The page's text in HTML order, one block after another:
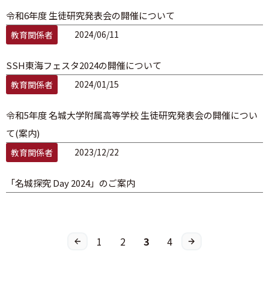
令和6年度 生徒研究発表会の開催について
SSH東海フェスタ2024の開催について
教育関係者 2024/06/11
令和5年度 名城大学附属高等学校 生徒研究発表会の開催につい
て(案内)
教育関係者 2024/01/15
「名城探究 Day 2024」のご案内
教育関係者 2023/12/22
1 2 3 4